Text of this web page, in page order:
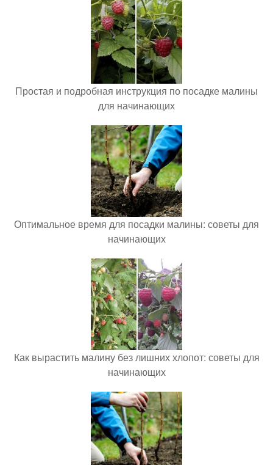
Простая и подробная инструкция по посадке малины
для начинающих
Оптимальное время для посадки малины: советы для
начинающих
Как вырастить малину без лишних хлопот: советы для
начинающих